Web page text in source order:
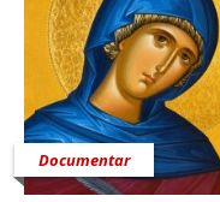
Documentar